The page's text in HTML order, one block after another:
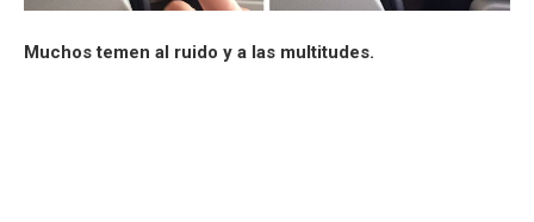
Muchos temen al ruido y a las multitudes.